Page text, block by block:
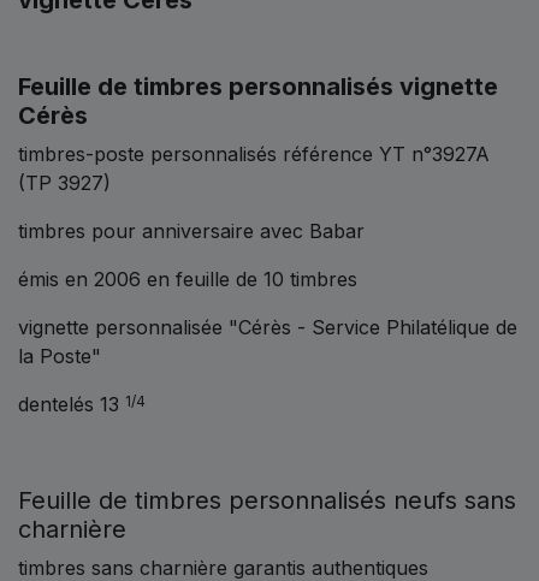
Feuille de timbres personnalisés vignette
Cérès
timbres-poste personnalisés référence YT n°3927A
(TP 3927)
timbres pour anniversaire avec Babar
émis en 2006 en feuille de 10 timbres
vignette personnalisée "Cérès - Service Philatélique de
la Poste"
dentelés 13 1/4
Feuille de timbres personnalisés neufs sans
charnière
timbres sans charnière garantis authentiques